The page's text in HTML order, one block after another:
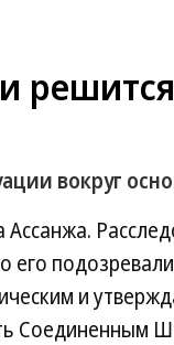
вокруг
его
и
Соединенным